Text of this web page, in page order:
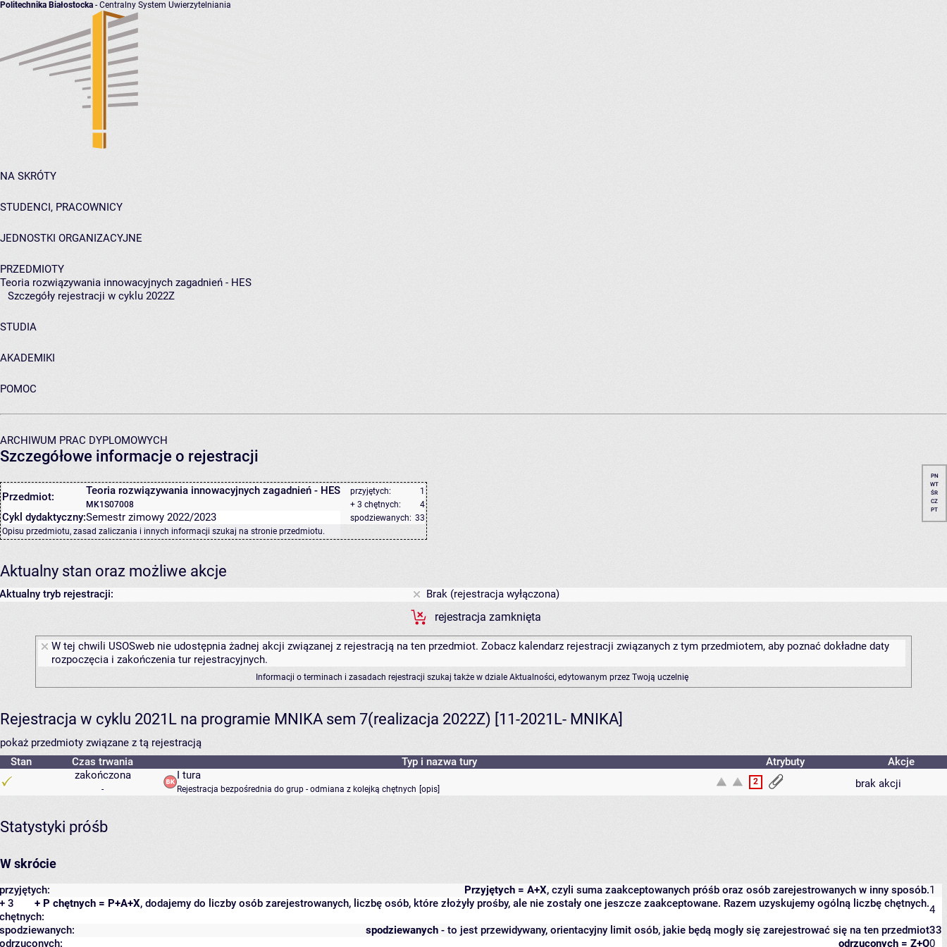
Politechnika Białostocka - Centralny System Uwierzytelniania
NA SKRÓTY
STUDENCI, PRACOWNICY
JEDNOSTKI ORGANIZACYJNE
PRZEDMIOTY
Teoria rozwiązywania innowacyjnych zagadnień - HES
Szczegóły rejestracji w cyklu 2022Z
STUDIA
AKADEMIKI
POMOC
ARCHIWUM PRAC DYPLOMOWYCH
Szczegółowe informacje o rejestracji
Przedmiot: Teoria rozwiązywania innowacyjnych zagadnień - HES
MK1S07008
przyjętych:
1
+ 3 chętnych:
4
spodziewanych: 33
Cykl dydaktyczny:Semestr zimowy 2022/2023
Opisu przedmiotu, zasad zaliczania i innych informacji szukaj na stronie przedmiotu.
PN
WT
ŚR
CZ
PT
Aktualny stan oraz możliwe akcje
Aktualny tryb rejestracji:
Brak (rejestracja wyłączona)
rejestracja zamknięta
W tej chwili USOSweb nie udostępnia żadnej akcji związanej z rejestracją na ten przedmiot. Zobacz kalendarz rejestracji związanych z tym przedmiotem, aby poznać dokładne daty
rozpoczęcia i zakończenia tur rejestracyjnych.
Informacji o terminach i zasadach rejestracji szukaj także w dziale Aktualności, edytowanym przez Twoją uczelnię
Rejestracja w cyklu 2021L na programie MNIKA sem 7(realizacja 2022Z) [11-2021L- MNIKA]
pokaż przedmioty związane z tą rejestracją
Stan
Czas trwania Typ i nazwa tury Atrybuty
Akcje
zakończona
-
I tura
Rejestracja bezpośrednia do grup - odmiana z kolejką chętnych [opis]
2 brak akcji
Statystyki próśb
W skrócie
Przyjętych = A+X, czyli suma zaakceptowanych próśb oraz osób zarejestrowanych w inny sposób.
przyjętych:
1
+ P chętnych = P+A+X, dodajemy do liczby osób zarejestrowanych, liczbę osób, które złożyły prośby, ale nie zostały one jeszcze zaakceptowane. Razem uzyskujemy ogólną liczbę chętnych.
+ 3
chętnych:
4
spodziewanych - to jest przewidywany, orientacyjny limit osób, jakie będą mogły się zarejestrować się na ten przedmiot
spodziewanych:
33
odrzuconych = Z+O
odrzuconych: 0